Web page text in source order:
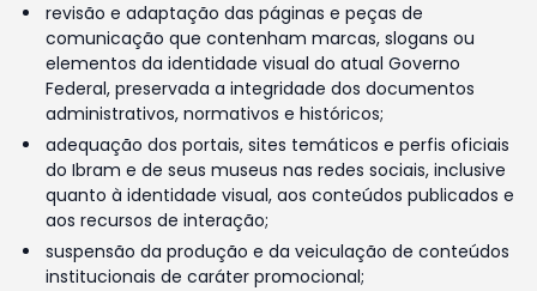
revisão e adaptação das páginas e peças de
comunicação que contenham marcas, slogans ou
elementos da identidade visual do atual Governo
Federal, preservada a integridade dos documentos
administrativos, normativos e históricos;
adequação dos portais, sites temáticos e perfis oficiais
do Ibram e de seus museus nas redes sociais, inclusive
quanto à identidade visual, aos conteúdos publicados e
aos recursos de interação;
suspensão da produção e da veiculação de conteúdos
institucionais de caráter promocional;